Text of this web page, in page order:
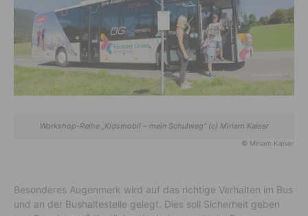
Workshop-Reihe „Kidsmobil – mein Schulweg“ (c) Miriam Kaiser
© Miriam Kaiser
Besonderes Augenmerk wird auf das richtige Verhalten im Bus
und an der Bushaltestelle gelegt. Dies soll Sicherheit geben